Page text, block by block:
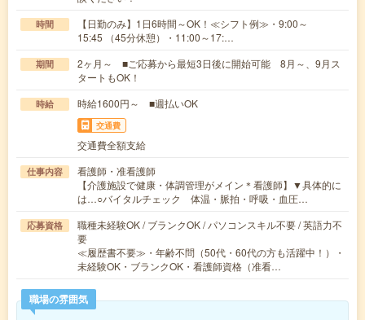
時間
【日勤のみ】1日6時間～OK！≪シフト例≫・9:00～
15:45 （45分休憩）・11:00～17:…
期間
2ヶ月～ ■ご応募から最短3日後に開始可能 8月～、9月ス
タートもOK！
時給 時給1600円～ ■週払いOK
交通費
交通費全額支給
仕事内容
看護師・准看護師
【介護施設で健康・体調管理がメイン＊看護師】▼具体的に
は…○バイタルチェック 体温・脈拍・呼吸・血圧…
応募資格
職種未経験OK / ブランクOK / パソコンスキル不要 / 英語力不
要
≪履歴書不要≫・年齢不問（50代・60代の方も活躍中！）・
未経験OK・ブランクOK・看護師資格（准看…
職場の雰囲気